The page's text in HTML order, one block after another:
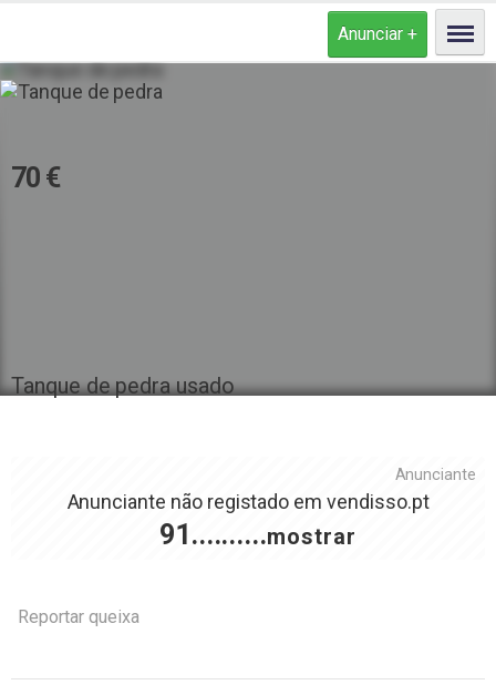
70 €
Tanque de pedra usado
91..........mostrar
Anunciante
Anunciante não registado emvendisso.pt
Reportar queixa